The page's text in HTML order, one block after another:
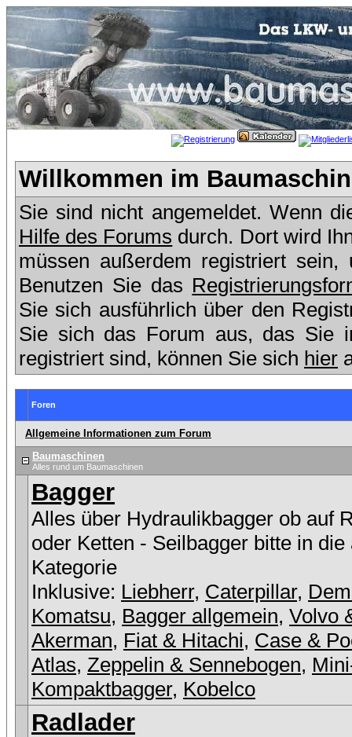
Willkommen im
Sie sind nicht angemeldet. Wenn
Hilfe des Forums durch. Dort wird
müssen außerdem registriert
Benutzen Sie das
Sie sich ausführlich über den
Sie sich das Forum aus, das Sie
registriert sind, können Sie sich hier
Foren
Allgemeine Informationen zum Forum
Baumaschinen
Alles rund um Baumaschinen
Bagger
Alles über Hydraulikbagger ob auf
oder Ketten - Seilbagger bitte in die
Kategorie
Inklusive: Liebherr, Caterpillar,
Komatsu, Bagger allgemein, Volvo
Akerman, Fiat & Hitachi, Case &
Atlas, Zeppelin & Sennebogen,
Kompaktbagger, Kobelco
Radlader